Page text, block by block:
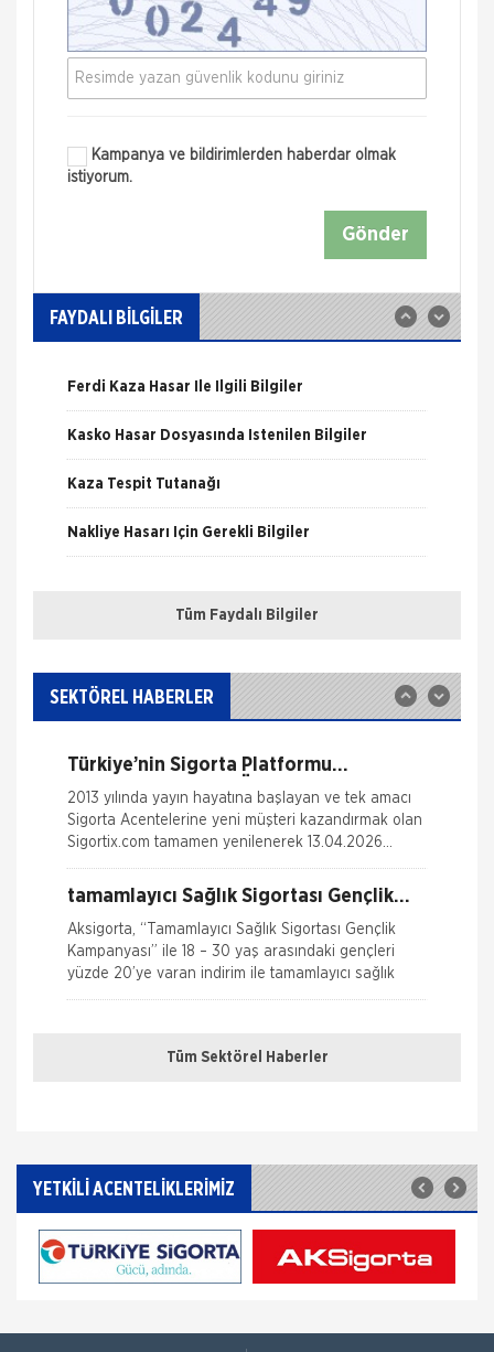
Kampanya ve bildirimlerden haberdar olmak
istiyorum.
Gönder
FAYDALI BİLGİLER
Trafik Hasarı için Gerekli Bilgiler
Yangın Hasarı ile ilgili Bilgiler
Ferdi Kaza Hasar İle İlgili Bilgiler
Kasko Hasar Dosyasında İstenilen Bilgiler
Kaza Tespit Tutanağı
Nakliye Hasarı İçin Gerekli Bilgiler
Yangın Hasarı ile ilgili Bilgiler
Kasko Hasar Dosyasında İstenilen Bilgiler
Kaza Tespit Tutanağı
Nakliye Hasarı İçin Gerekli Bilgiler
Tüm Faydalı Bilgiler
SEKTÖREL HABERLER
Fare Kasko Kapsamında
Sigorta şirketleri ile sigortalılar arasındaki
uyuşmazlıkları çözen Sigorta Tahkim Komisyonu,
ile yayına başlamıştır. Müşterileri Sigorta Acentelerini
Türkiye’nin Sigorta Platformu
Sigortix.com 2000 Üye Sigorta
Acentesi ile Yenilendi
2013 yılında yayın hayatına başlayan ve tek amacı
Sigorta Acentelerine yeni müşteri kazandırmak olan
Sigortix.com tamamen yenilenerek 13.04.2026
tarihinde yüksek teknolojik altyapıs
tamamlayıcı Sağlık Sigortası Gençlik
Kampanyası
Aksigorta, “Tamamlayıcı Sağlık Sigortası Gençlik
Kampanyası” ile 18 – 30 yaş arasındaki gençleri
yüzde 20’ye varan indirim ile tamamlayıcı sağlık
zenginmisiniz
Araçların ve onarım maliyetlerinin bu kadar yüksek
HDI Sigorta, Social Media Awards Turkey Sigorta
kategorisinde bronz ödülün sahibi oldu!
Sigorta Sektöründe inovasyon
Hazine Müsteşarlığı, Türkiye Odalar ve Borsalar
Tüm Sektörel Haberler
YETKİLİ ACENTELİKLERİMİZ